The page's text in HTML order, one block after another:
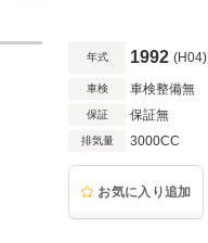
年式 1992 (H04)
車検 車検整備無
保証 保証無
排気量 3000CC
お気に入り追加